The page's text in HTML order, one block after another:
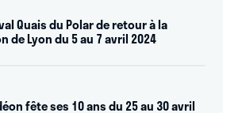
Quais du Polar de retour à la
de Lyon du 5 au 7 avril 2024
fête ses 10 ans du 25 au 30 avril